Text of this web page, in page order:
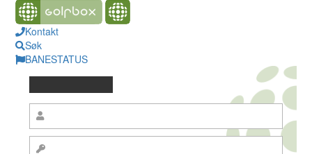
Kontakt
Søk
BANESTATUS